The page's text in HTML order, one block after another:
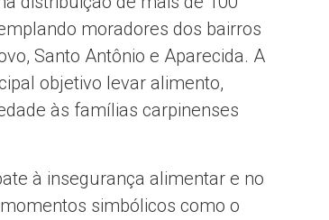
moradores dos bairros
Santo Antônio e Aparecida. A
objetivo levar alimento,
às famílias carpinenses
à insegurança alimentar e no
simbólicos como o